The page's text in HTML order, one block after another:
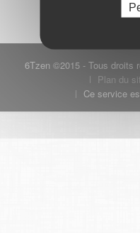
6Tzen ©2015 - Tous droits
Plan du
Ce service